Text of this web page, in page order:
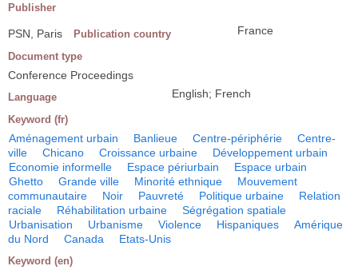
Publisher
PSN, Paris Publication country France
Document type
Conference Proceedings
Language English; French
Keyword (fr)
Aménagement urbain Banlieue Centre-périphérie
Centre-
ville
Chicano Croissance urbaine
Développement urbain
Economie informelle
Espace périurbain
Espace urbain
Ghetto
Grande ville Minorité ethnique
Mouvement
communautaire
Noir Pauvreté Politique urbaine
Relation
raciale
Réhabilitation urbaine
Ségrégation spatiale
Urbanisation
Urbanisme Violence Hispaniques
Amérique
du Nord
Canada Etats-Unis
Keyword (en)